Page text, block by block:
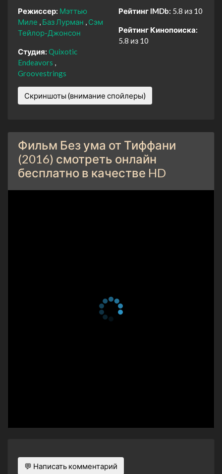
Режиссер: Мэттью
Миле
Баз Лурман
Сэм
Тейлор-Джонсон
Студия: Quixotic
Endeavors
Groovestrings
Рейтинг IMDb: 5.8 из 10
Рейтинг Кинопоиска:
5.8 из 10
Скриншоты (внимание спойлеры)
Фильм Без ума от Тиффани
(2016) смотреть онлайн
бесплатно в качестве HD
💬 Написать комментарий